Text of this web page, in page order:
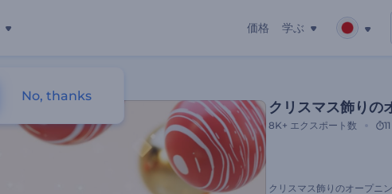
価格 学ぶ
クリスマス飾りの
8K+ エクスポート数
クリスマス飾りのオープニ
No, thanks